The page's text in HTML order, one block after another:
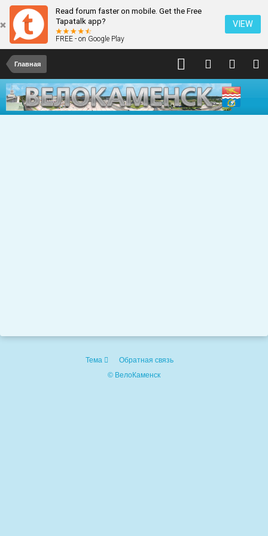
Read forum faster on mobile. Get the Free
Tapatalk app?
FREE - on Google Play
VIEW
Главная
Тема
Обратная связь
© ВелоКаменск